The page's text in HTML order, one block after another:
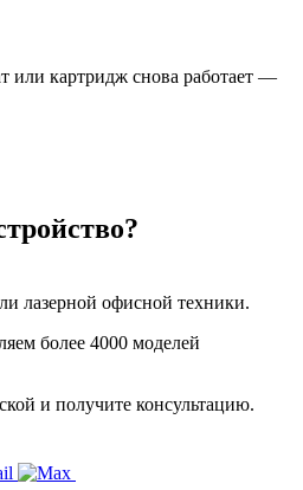
или картридж снова работает —
лазерной офисной техники.
более 4000 моделей
и получите консультацию.